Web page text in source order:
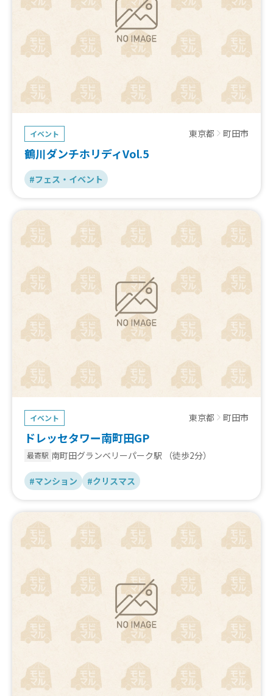
イベント 東京都 町田市
鶴川ダンチホリディVol.5
#フェス・イベント
イベント 東京都 町田市
ドレッセタワー南町田GP
最寄駅 南町田グランベリーパーク駅 （徒歩2分）
#マンション #クリスマス